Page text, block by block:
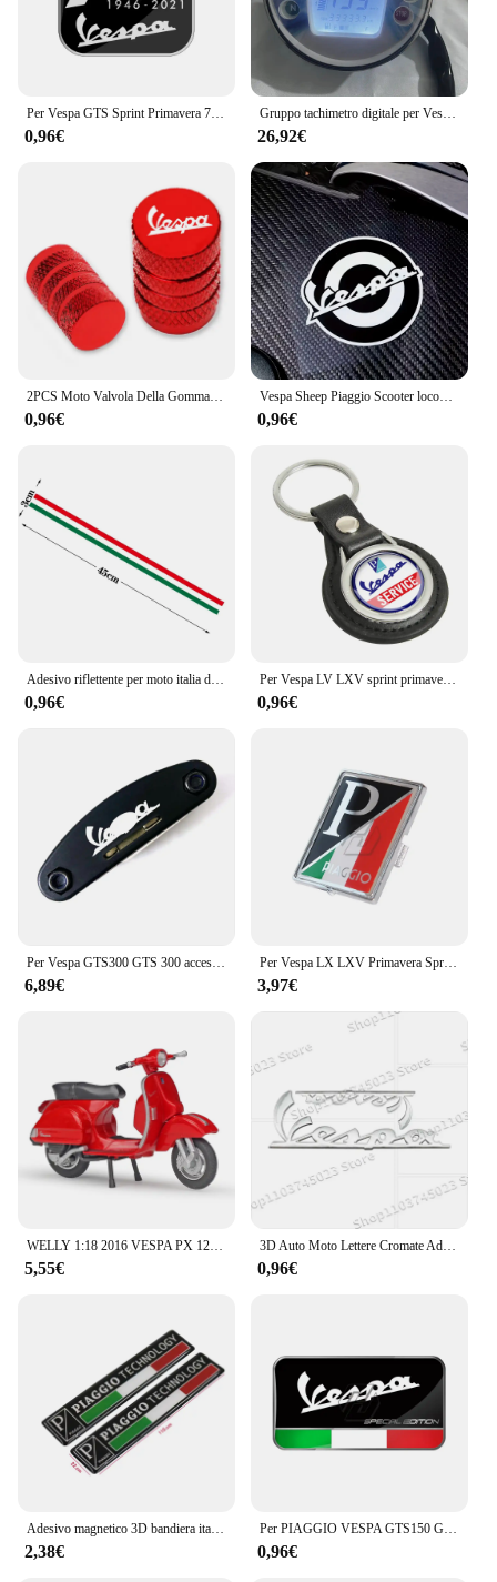
performance and style.
Per Vespa GTS Sprint Primavera 75th 75 Years Young Anniversary Decalcomanie Adesivo scooter in resina 3D
0,96€
Gruppo tachimetro digitale per Vespa PX80-200 PE Lusso EC PX LML PX125 PX150 VBX VNX Stella Scooter
26,92€
2PCS Moto Valvola Della Gomma Della Gomma Tappi Stelo CNC Coperture Ermetiche Per Piaggio Vespa GTS GTV LX 60 125 250 300 Primavera Sprint
0,96€
Vespa Sheep Piaggio Scooter locomotiva Sticker Retro Car Sticker Color Car Label Sticker riflettente impermeabile
0,96€
Adesivo riflettente per moto italia decalcomania per Vespa Piaggio Zip Mp3 Beverly Hydro Dipping Film Spirit Beast accessori per Medley
0,96€
Per Vespa LV LXV sprint primavera 50 125 150 200 300 300ie S sportsportachiavi portachiavi
0,96€
Per Vespa GTS300 GTS 300 accessori GTV LX PX LT accessori moto strumento multifunzione riparazione 16 funzioni Set di cacciaviti
6,89€
Per Vespa LX LXV Primavera Sprint GTV GTS Super 946 50-300cc accessori per Scooter emblema anteriore
3,97€
WELLY 1:18 2016 VESPA PX 125 Pressofuso in lega Modello di moto Ruote girevoli flessibili Giocattolo per regali per bambini Collezione di giocattoli NUOVO IN SCATOLA
5,55€
3D Auto Moto Lettere Cromate Adesivo Per Vespa Sprint Primavera 300 LX LXV GTS300 LX125 LX150 125 150 Accessori
0,96€
Adesivo magnetico 3D bandiera italiana distintivo emblema decalcomania per PIAGGIO Vespa GTS300 LX125 LX150 125 150 cioè Sprint Primavera 300 LX LXV
2,38€
Per PIAGGIO VESPA GTS150 GTS 250 GTS300 GTS GTV 150 125 250 300 300ie 3D Italia Adesivi Edizione Speciale
0,96€